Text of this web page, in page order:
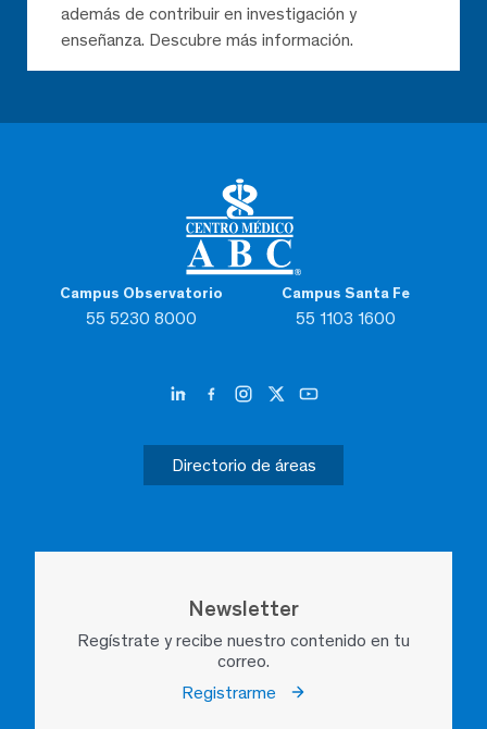
Campus Observatorio
55 5230 8000
Campus Santa Fe
55 1103 1600
Directorio de áreas
Newsletter
Regístrate y recibe nuestro contenido en tu
correo.
Registrarme
además de contribuir en investigación y
enseñanza. Descubre más información.